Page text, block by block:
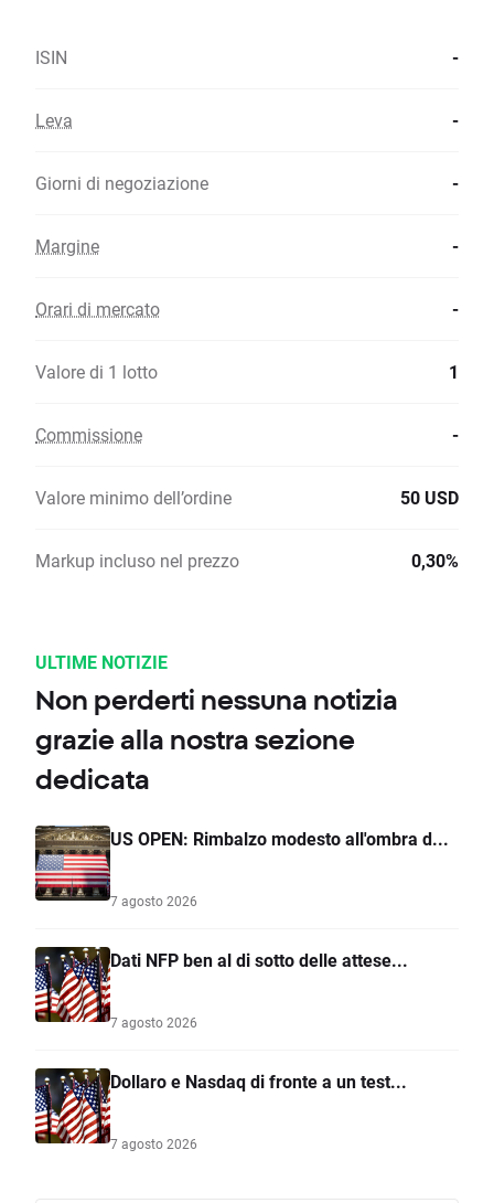
ISIN -
Leva -
Giorni di negoziazione -
Margine -
Orari di mercato -
Valore di 1 lotto 1
Commissione -
Valore minimo dell’ordine 50 USD
Markup incluso nel prezzo 0,30%
ULTIME NOTIZIE
Non perderti nessuna notizia
grazie alla nostra sezione
dedicata
US OPEN: Rimbalzo modesto all'ombra d...
7 agosto 2026
Dati NFP ben al di sotto delle attese...
7 agosto 2026
Dollaro e Nasdaq di fronte a un test...
7 agosto 2026